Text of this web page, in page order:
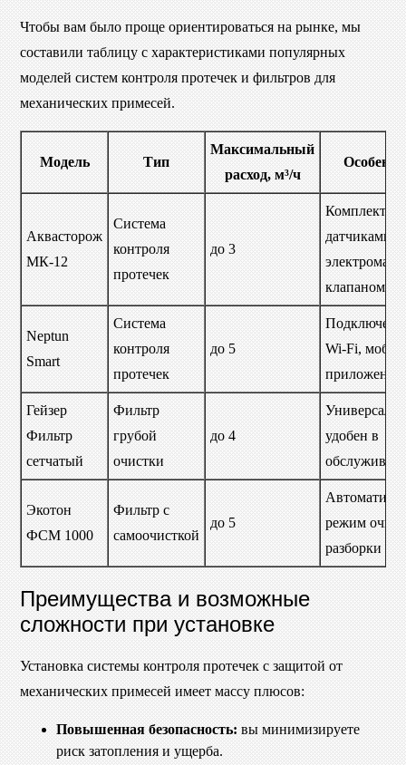
Чтобы вам было проще ориентироваться на рынке, мы
составили таблицу с характеристиками популярных
моделей систем контроля протечек и фильтров для
механических примесей.
Модель Тип
Максимальный
расход, м³/ч
Аквасторож
МК-12
Система
контроля
протечек
до 3
Комплект с 3
датчиками,
клапаном
Neptun
Smart
Система
контроля
протечек
до 5
Wi-Fi,
приложение
Гейзер
Фильтр
сетчатый
Фильтр
грубой
очистки
до 4
удобен в
Экотон
ФСМ 1000
Фильтр с
самоочисткой
до 5
режим
разборки
Преимущества и возможные
сложности при установке
Установка системы контроля протечек с защитой от
механических примесей имеет массу плюсов:
Повышенная безопасность: вы минимизируете
риск затопления и ущерба.